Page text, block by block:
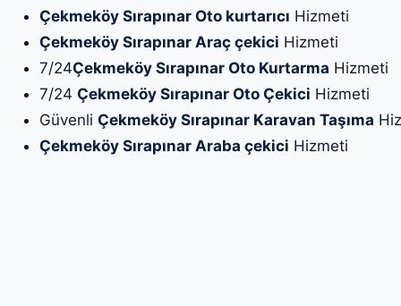
Çekmeköy Sırapınar Oto kurtarıcı Hizmeti
Çekmeköy Sırapınar Araç çekici Hizmeti
7/24Çekmeköy Sırapınar Oto Kurtarma Hizmeti
7/24 Çekmeköy Sırapınar Oto Çekici Hizmeti
Güvenli Çekmeköy Sırapınar Karavan Taşıma
Çekmeköy Sırapınar Araba çekici Hizmeti